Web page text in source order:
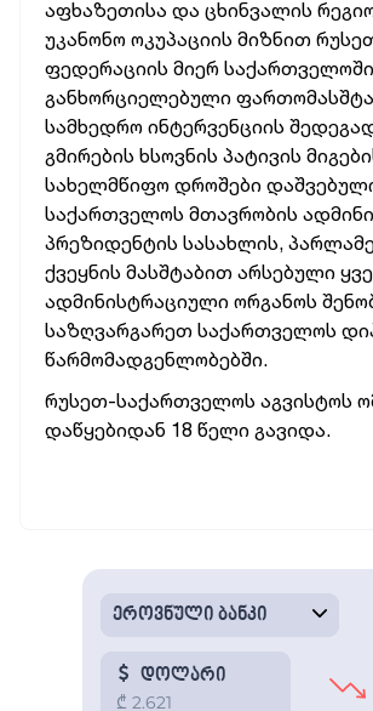
აფხაზეთისა და ცხინვალის
უკანონო ოკუპაციის მიზნით
ფედერაციის მიერ საქართველოში
განხორციელებული
სამხედრო ინტერვენციის
გმირების ხსოვნის პატივის
სახელმწიფო დროშები
საქართველოს მთავრობის
პრეზიდენტის სასახლის,
ქვეყნის მასშტაბით არსებული
ადმინისტრაციული ორგანოს
საზღვარგარეთ საქართველოს
წარმომადგენლობებში.
რუსეთ-საქართველოს აგვისტოს
დაწყებიდან 18 წელი გავიდა.